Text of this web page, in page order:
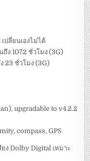
ปลี่ยนเองไม่ได้
ง 1072 ชั่วโมง (3G)
ชั่วโมง (3G)
upgradable to v4.2.2
compass, GPS
ง Dolby Digital เหมาะ